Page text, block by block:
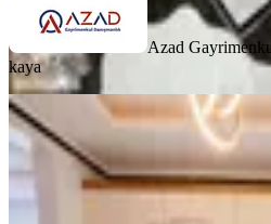
Azad
kaya
SİTE İÇİ
Azad-
Satılık Zemin
Merkez, Yedi